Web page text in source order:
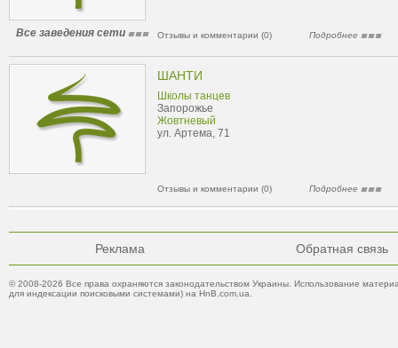
Все заведения сети Отзывы и комментарии (0) Подробнее
ШАНТИ
Школы танцев
Запорожье
Жовтневый
ул. Артема, 71
Отзывы и комментарии (0) Подробнее
Реклама Обратная связь
© 2008-2026 Все права охраняются законодательством Украины. Использование
для индексации поисковыми системами) на HnB.com.ua.